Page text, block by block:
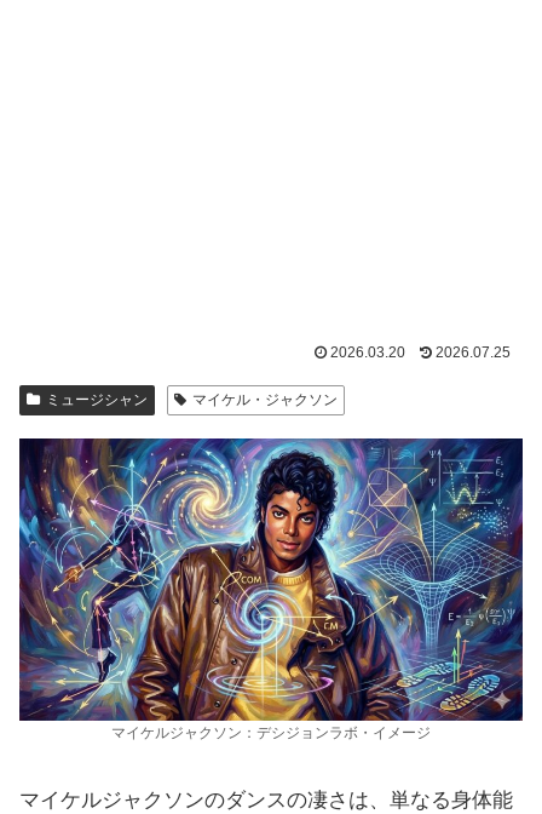
2026.03.20 2026.07.25
ミュージシャン マイケル・ジャクソン
マイケルジャクソン：デシジョンラボ・イメージ
マイケルジャクソンのダンスの凄さは、単なる身体能